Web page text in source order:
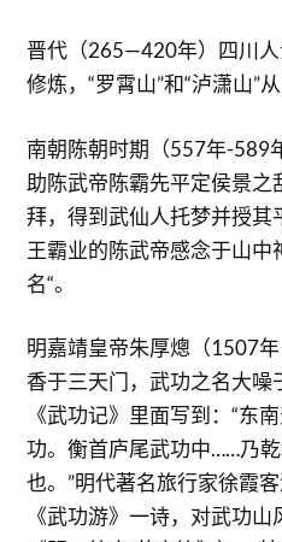
晋代（265—420年）四川
修炼，“罗霄山”和“泸潇山”
南朝陈朝时期（557年-589
助陈武帝陈霸先平定侯景之
拜，得到武仙人托梦并授其
王霸业的陈武帝感念于山
名“。
明嘉靖皇帝朱厚熜（1507
香于三天门，武功之名大噪
《武功记》里面写到：“东
功。衡首庐尾武功中……乃
也。”明代著名旅行家徐霞
《武功游》一诗，对武功